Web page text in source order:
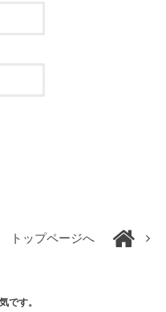
トップページへ
です。